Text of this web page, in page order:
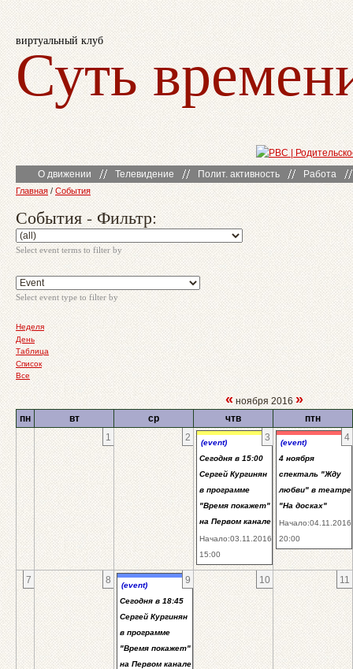
виртуальный клуб
Суть
О движении Телевидение Полит. активность Работа
Главная / События
События - Фильтр:
Select event terms to filter by
Select event type to filter by
Неделя
День
Таблица
Список
Все
«ноября 2016 »
пн вт ср чтв
птн
1
2 3
(event)
Сегодня в 15:00
Сергей Кургинян
в программе
"Время покажет"
на Первом канале
Начало:03.11.2016
15:00
4
(event)
4 ноября
спекталь "Жду
любви" в театре
"На досках"
Начало:04.11.2016
20:00
7 8 9
(event)
Сегодня в 18:45
Сергей Кургинян
в программе
"Время покажет"
на Первом канале
10 11